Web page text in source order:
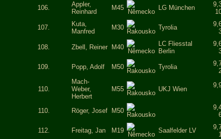
106.
Appler,
Reinhard
M45 LG München
107.
Kuta,
Manfred
M30 Tyrolia
108. Zbell, Reiner M40
LC Fliesstal
Berlin
109. Popp, Adolf M50 Tyrolia
110.
Mach-
Weber,
Herbert
M55 UKJ Wien
110. Röger, Josef M50
112. Freitag, Jan M19 Saalfelder LV